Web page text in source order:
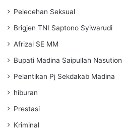
Pelecehan Seksual
Brigjen TNI Saptono Syiwarudi
Afrizal SE MM
Bupati Madina Saipullah Nasution
Pelantikan Pj Sekdakab Madina
hiburan
Prestasi
Kriminal